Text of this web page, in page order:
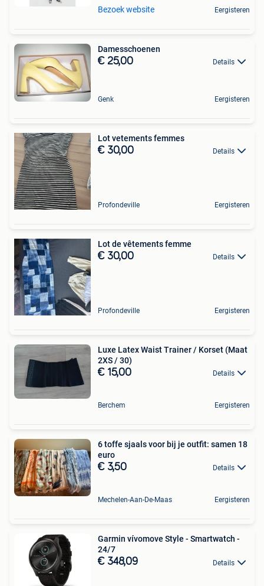
Bezoek website Eergisteren
Damesschoenen
€ 25,00 Details
Genk Eergisteren
Lot vetements femmes
€ 30,00 Details
Profondeville Eergisteren
Lot de vêtements femme
€ 30,00 Details
Profondeville Eergisteren
Luxe Latex Waist Trainer / Korset (Maat
2XS / 30)
€ 15,00 Details
Berchem Eergisteren
6 toffe sjaals voor bij je outfit: samen 18
euro
€ 3,50 Details
Mechelen-Aan-De-Maas Eergisteren
Garmin vívomove Style - Smartwatch -
24/7
€ 348,09 Details